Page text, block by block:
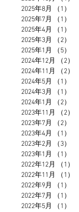
2025年8月
（1）
2025年7月
（1）
2025年4月
（1）
2025年3月
（2）
2025年1月
（5）
2024年12月
（2）
2024年11月
（2）
2024年5月
（1）
2024年3月
（1）
2024年1月
（2）
2023年11月
（2）
2023年7月
（2）
2023年4月
（1）
2023年2月
（3）
2023年1月
（1）
2022年12月
（1）
2022年11月
（1）
2022年9月
（1）
2022年7月
（1）
2022年5月
（1）